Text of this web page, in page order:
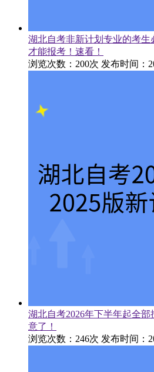
湖北自考非新计划专业的考
才能报考！速看！
浏览次数：200次 发布时间：
湖北自考2026年下半年起全部
意了！
浏览次数：246次 发布时间：